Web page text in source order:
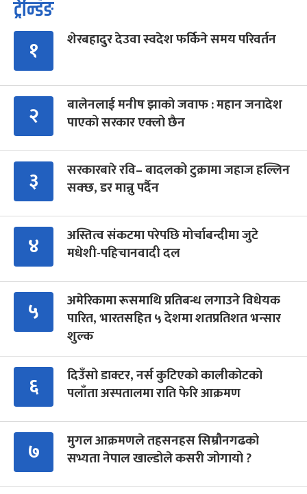
ट्रेन्डिङ
१ शेरबहादुर देउवा स्वदेश फर्किने समय परिवर्तन
२
बालेनलाई मनीष झाको जवाफ : महान जनादेश
पाएको सरकार एक्लो छैन
३
सरकारबारे रवि– बादलको टुक्रामा जहाज हल्लिन
सक्छ, डर मान्नु पर्दैन
४
अस्तित्व संकटमा परेपछि मोर्चाबन्दीमा जुटे
मधेशी-पहिचानवादी दल
५
अमेरिकामा रूसमाथि प्रतिबन्ध लगाउने विधेयक
पारित, भारतसहित ५ देशमा शतप्रतिशत भन्सार
शुल्क
६
दिउँसो डाक्टर, नर्स कुटिएको कालीकोटको
पलाँता अस्पतालमा राति फेरि आक्रमण
७
मुगल आक्रमणले तहसनहस सिम्रौनगढको
सभ्यता नेपाल खाल्डोले कसरी जोगायो ?